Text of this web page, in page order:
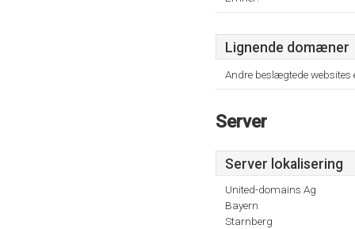
Lignende domæner
Andre beslægtede websites
Server
Server lokalisering
United-domains Ag
Bayern
Starnberg